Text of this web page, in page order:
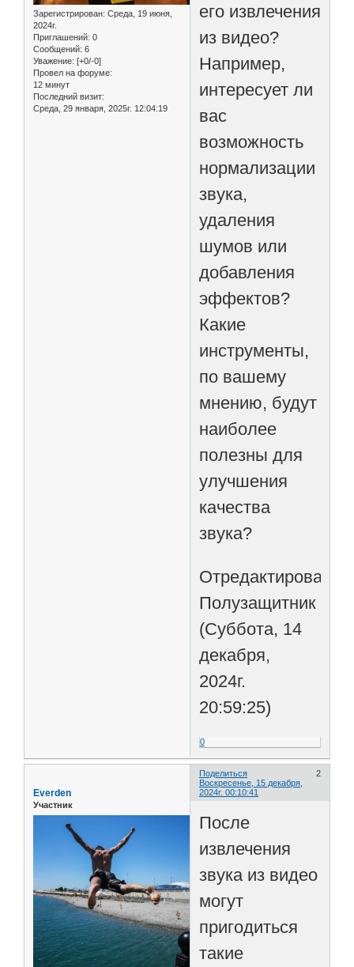
Зарегистрирован: Среда, 19 июня,
2024г.
Приглашений: 0
Сообщений: 6
Уважение: [+0/-0]
Провел на форуме:
12 минут
Последний визит:
Среда, 29 января, 2025г. 12:04:19
его извлечения
из видео?
Например,
интересует ли
вас
возможность
нормализации
звука,
удаления
шумов или
добавления
эффектов?
Какие
инструменты,
по вашему
мнению, будут
наиболее
полезны для
улучшения
качества
звука?
Отредактировано
Полузащитник
(Суббота, 14
декабря,
2024г.
20:59:25)
0
Поделиться
2
Воскресенье, 15 декабря,
2024г. 00:10:41
Everden
Участник
После
извлечения
звука из видео
могут
пригодиться
такие